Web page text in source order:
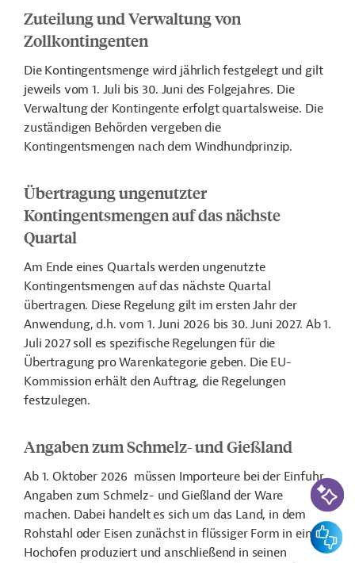
Zuteilung und Verwaltung von
Zollkontingenten
Die Kontingentsmenge wird jährlich festgelegt und gilt
jeweils vom 1. Juli bis 30. Juni des Folgejahres. Die
Verwaltung der Kontingente erfolgt quartalsweise. Die
zuständigen Behörden vergeben die
Kontingentsmengen nach dem Windhundprinzip.
Übertragung ungenutzter
Kontingentsmengen auf das nächste
Quartal
Am Ende eines Quartals werden ungenutzte
Kontingentsmengen auf das nächste Quartal
übertragen. Diese Regelung gilt im ersten Jahr der
Anwendung, d.h. vom 1. Juni 2026 bis 30. Juni 2027. Ab 1.
Juli 2027 soll es spezifische Regelungen für die
Übertragung pro Warenkategorie geben. Die EU-
Kommission erhält den Auftrag, die Regelungen
festzulegen.
Angaben zum Schmelz- und Gießland
Ab 1. Oktober 2026 müssen Importeure bei der Einfuhr
Angaben zum Schmelz- und Gießland der Ware
machen. Dabei handelt es sich um das Land, in dem
Rohstahl oder Eisen zunächst in flüssiger Form in einem
Hochofen produziert und anschließend in seinen
KI-